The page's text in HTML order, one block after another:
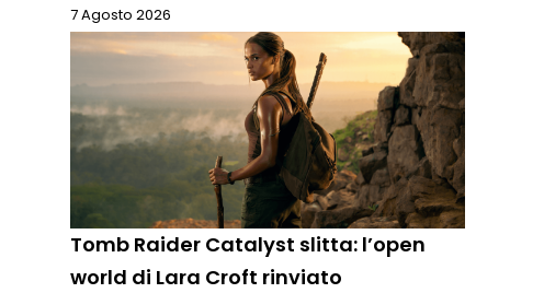
7 Agosto 2026
Tomb Raider Catalyst slitta: l’open
world di Lara Croft rinviato